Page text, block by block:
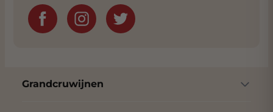
Grandcruwijnen